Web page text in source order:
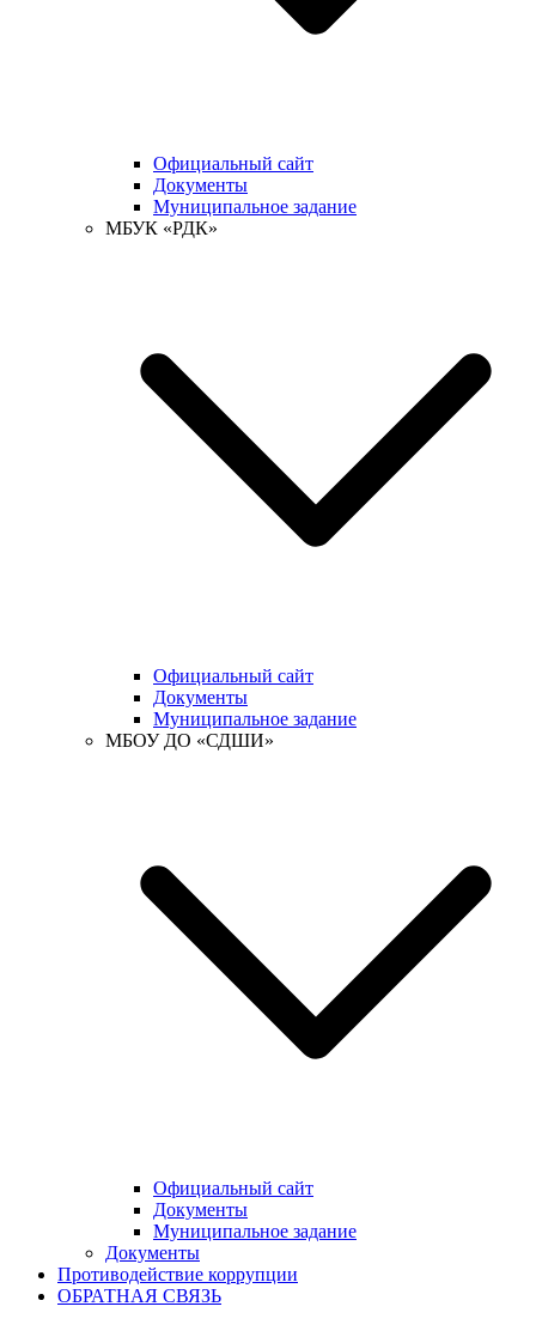
Официальный сайт
Документы
Муниципальное задание
МБУК «РДК»
Официальный сайт
Документы
Муниципальное задание
МБОУ ДО «СДШИ»
Официальный сайт
Документы
Муниципальное задание
Документы
Противодействие коррупции
ОБРАТНАЯ СВЯЗЬ